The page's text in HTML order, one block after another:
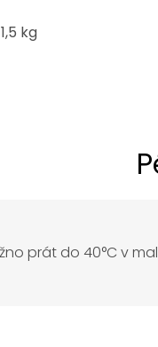
1,5 kg
prát do 40°C v